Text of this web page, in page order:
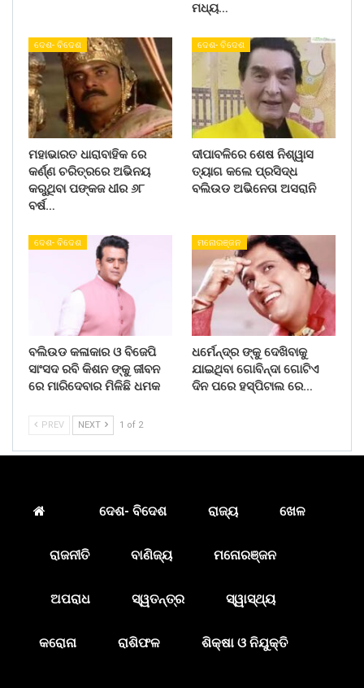
ମଧ୍ୟ…
ଦେଶ- ବିଦେଶ
ମହାଭାରତ ଧାରାବାହିକ ରେ
କର୍ଣ୍ଣ ଚରିତ୍ରରେ ଅଭିନୟ
କରୁଥିବା ପଙ୍କଜ ଧୀର ୬୮
ବର୍ଷ…
ଦେଶ- ବିଦେଶ
ଦୀପାବଳିରେ ଶେଷ ନିଶ୍ୱାସ
ତ୍ୟାଗ କଲେ ପ୍ରସିଦ୍ଧ
ବଲିଉଡ ଅଭିନେତା ଅସରାନି
ଦେଶ- ବିଦେଶ
ବଲିଉଡ କଳାକାର ଓ ବିଜେପି
ସାଂସଦ ରବି କିଶନ ଙ୍କୁ ଜୀବନ
ରେ ମାରିଦେବାର ମିଳିଛି ଧମକ
ମନୋରଞ୍ଜନ
ଧର୍ମେନ୍ଦ୍ର ଙ୍କୁ ଦେଖିବାକୁ
ଯାଇଥିବା ଗୋବିନ୍ଦା ଗୋଟିଏ
ଦିନ ପରେ ହସ୍ପିଟାଲ ରେ…
PREV NEXT 1 of 2
ଦେଶ- ବିଦେଶ ରାଜ୍ୟ ଖେଳ
ରାଜନୀତି ବାଣିଜ୍ୟ ମନୋରଞ୍ଜନ
ଅପରାଧ ସ୍ୱତନ୍ତ୍ର ସ୍ୱାସ୍ଥ୍ୟ
କରୋନା ରାଶିଫଳ ଶିକ୍ଷା ଓ ନିଯୁକ୍ତି